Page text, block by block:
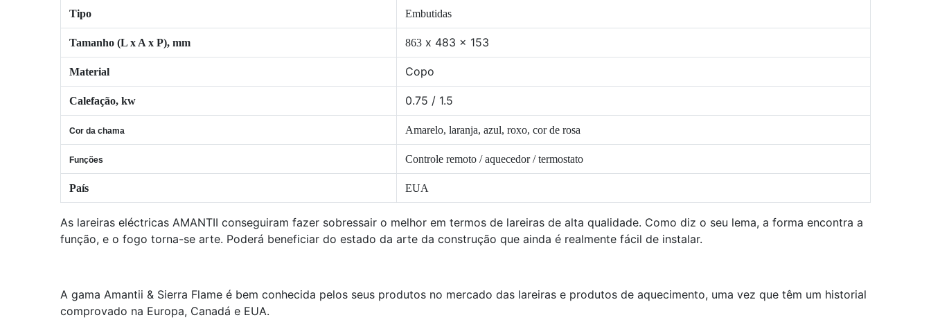
Tipo Embutidas
Tamanho (L x A x P), mm 863 x 483 x 153
Material Copo
Calefação, kw 0.75 / 1.5
Cor da chama Amarelo, laranja, azul, roxo, cor de rosa
Funções Controle remoto / aquecedor / termostato
País EUA
As lareiras eléctricas AMANTII conseguiram fazer sobressair o melhor em termos de lareiras de alta qualidade. Como diz o seu lema, a forma encontra a
função, e o fogo torna-se arte. Poderá beneficiar do estado da arte da construção que ainda é realmente fácil de instalar.
A gama Amantii & Sierra Flame é bem conhecida pelos seus produtos no mercado das lareiras e produtos de aquecimento, uma vez que têm um historial
comprovado na Europa, Canadá e EUA.